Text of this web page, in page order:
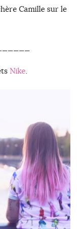
Camille sur le
Nike.